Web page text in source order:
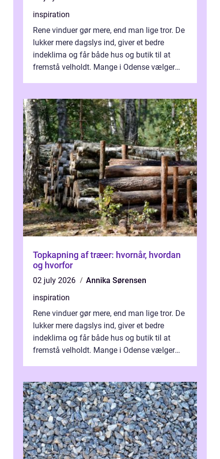
inspiration
Rene vinduer gør mere, end man lige tror. De
lukker mere dagslys ind, giver et bedre
indeklima og får både hus og butik til at
fremstå velholdt. Mange i Odense vælger
Topkapning af træer: hvornår, hvordan
og hvorfor
02 july 2026
Annika Sørensen
inspiration
Rene vinduer gør mere, end man lige tror. De
lukker mere dagslys ind, giver et bedre
indeklima og får både hus og butik til at
fremstå velholdt. Mange i Odense vælger